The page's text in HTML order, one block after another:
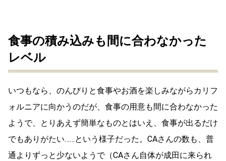
食事の積み込みも間に合わなかった
レベル
いつもなら、のんびりと食事やお酒を楽しみながらカリフ
ォルニアに向かうのだが、食事の用意も間に合わなかった
ようで、とりあえず簡単なものとはいえ、食事が出るだけ
でもありがたい……という様子だった。CAさんの数も、普
通よりずっと少ないようで（CAさん自体が成田に来られ